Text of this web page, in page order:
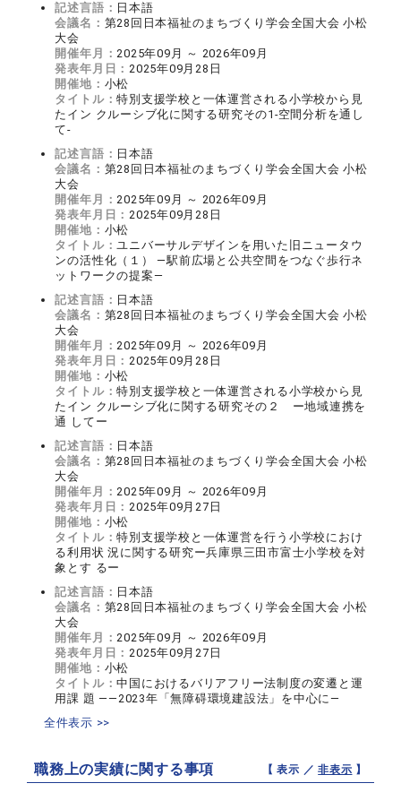
記述言語： 日本語
会議名： 第28回日本福祉のまちづくり学会全国大会 小松
大会
開催年月：2025年09月 ～ 2026年09月
発表年月日：2025年09月28日
開催地： 小松
タイトル：特別支援学校と一体運営される小学校から見
たイン クルーシブ化に関する研究その1-空間分析を通し
て-
記述言語： 日本語
会議名： 第28回日本福祉のまちづくり学会全国大会 小松
大会
開催年月：2025年09月 ～ 2026年09月
発表年月日：2025年09月28日
開催地： 小松
タイトル：ユニバーサルデザインを用いた旧ニュータウ
ンの活性化（１） ―駅前広場と公共空間をつなぐ歩行ネ
ットワークの提案―
記述言語： 日本語
会議名： 第28回日本福祉のまちづくり学会全国大会 小松
大会
開催年月：2025年09月 ～ 2026年09月
発表年月日：2025年09月28日
開催地： 小松
タイトル：特別支援学校と一体運営される小学校から見
たイン クルーシブ化に関する研究その２ ー地域連携を
通 してー
記述言語： 日本語
会議名： 第28回日本福祉のまちづくり学会全国大会 小松
大会
開催年月：2025年09月 ～ 2026年09月
発表年月日：2025年09月27日
開催地： 小松
タイトル：特別支援学校と一体運営を行う小学校におけ
る利用状 況に関する研究ー兵庫県三田市富士小学校を対
象とす るー
記述言語： 日本語
会議名： 第28回日本福祉のまちづくり学会全国大会 小松
大会
開催年月：2025年09月 ～ 2026年09月
発表年月日：2025年09月27日
開催地： 小松
タイトル：中国におけるバリアフリー法制度の変遷と運
用課 題 ――2023年「無障碍環境建設法」を中心に―
全件表示 >>
職務上の実績に関する事項 【 表示 ／非表示 】